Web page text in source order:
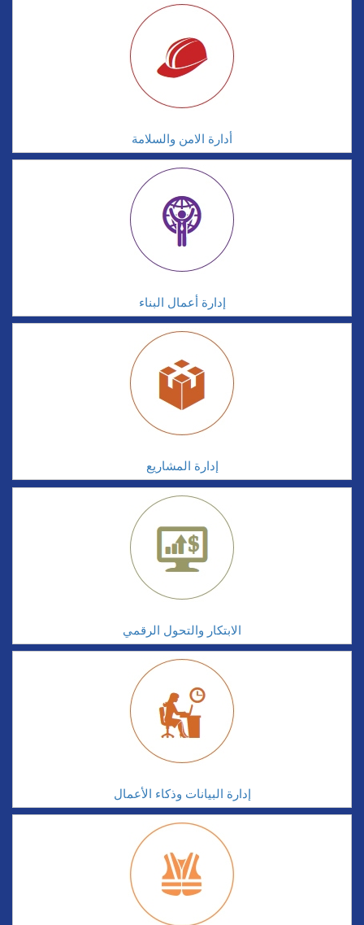
أدارة الامن والسلامة
إدارة أعمال البناء
إدارة المشاريع
الابتكار والتحول الرقمي
إدارة البيانات وذكاء الأعمال